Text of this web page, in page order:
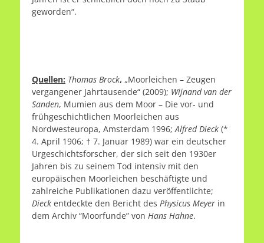
geworden“.
Quellen: Thomas Brock, „Moorleichen – Zeugen
vergangener Jahrtausende“ (2009); Wijnand van der
Sanden, Mumien aus dem Moor – Die vor- und
frühgeschichtlichen Moorleichen aus
Nordwesteuropa, Amsterdam 1996; Alfred Dieck (*
4. April 1906; † 7. Januar 1989) war ein deutscher
Urgeschichtsforscher, der sich seit den 1930er
Jahren bis zu seinem Tod intensiv mit den
europäischen Moorleichen beschäftigte und
zahlreiche Publikationen dazu veröffentlichte;
Dieck entdeckte den Bericht des Physicus Meyer in
dem Archiv “Moorfunde” von Hans Hahne.